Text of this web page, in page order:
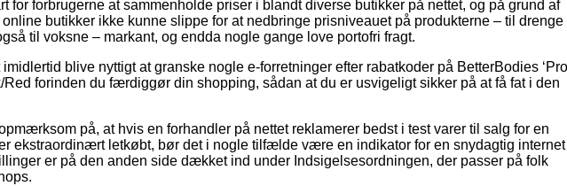
for forbrugerne at sammenholde priser i blandt diverse butikker på nettet, og på grund af
butikker ikke kunne slippe for at nedbringe prisniveauet på produkterne – til drenge
til voksne – markant, og endda nogle gange love portofri fragt.
blive nyttigt at granske nogle e-forretninger efter rabatkoder på BetterBodies
Red forinden du færdiggør din shopping, sådan at du er usvigeligt sikker på at få fat i den
på, at hvis en forhandler på nettet reklamerer bedst i test varer til salg for en
ekstraordinært letkøbt, bør det i nogle tilfælde være en indikator for en snydagtig internet
er på den anden side dækket ind under Indsigelsesordningen, der passer på folk